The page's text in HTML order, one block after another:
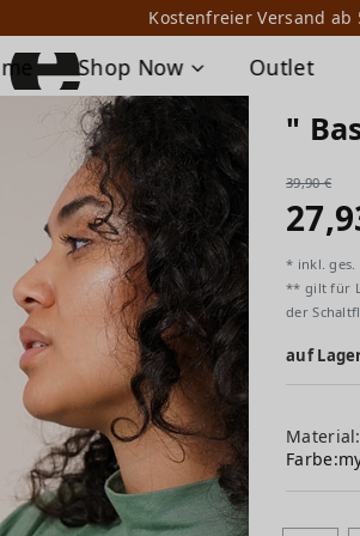
Kostenfreier Versand ab
Shop Now Outlet
"
39,90 €
* inkl. ges.
** gilt für
der
auf
Farbe: